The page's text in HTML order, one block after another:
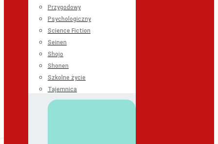
Przygodowy
Psychologiczny
Science Fiction
Seinen
Shojo
Shonen
Szkolne życie
Tajemnica